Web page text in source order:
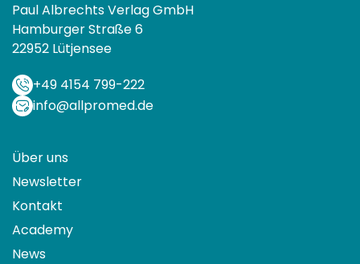
Paul Albrechts Verlag GmbH
Hamburger Straße 6
22952 Lütjensee
+49 4154 799-222
info@allpromed.de
Über uns
Newsletter
Kontakt
Academy
News